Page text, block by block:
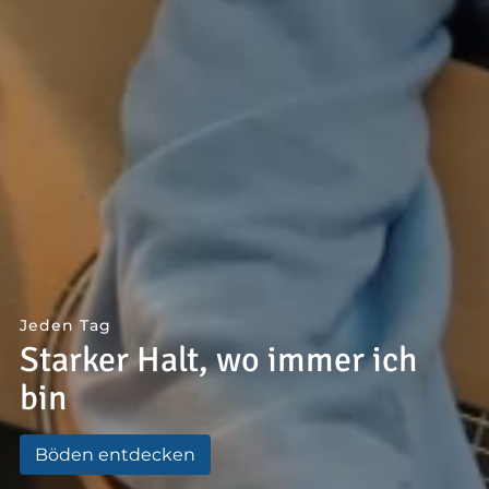
--
Jeden Tag
Starker Halt, wo immer ich
bin
Böden entdecken